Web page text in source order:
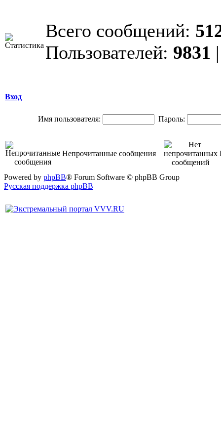
Всего сообщений:
Пользователей: 9831
Вход
Имя пользователя: Пароль:
Непрочитанные сообщения
Powered by phpBB® Forum Software © phpBB Group
Русская поддержка phpBB